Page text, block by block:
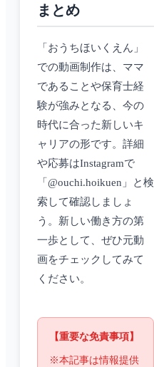
まとめ
「おうちほいくえん」
での動画制作は、ママ
であることや保育士経
験が強みとなる、今の
時代に合った新しいキ
ャリアの形です。詳細
や応募はInstagramで
「@ouchi.hoikuen」と検
索して確認しましょ
う。新しい働き方の第
一歩として、ぜひ元動
画をチェックしてみて
ください。
【重要な免責事項】
※本記事は情報提供